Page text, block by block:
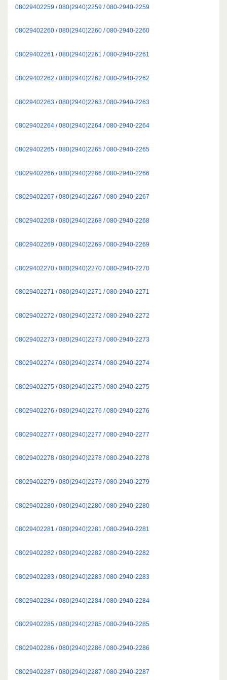
08029402259 / 080(2940)2259 / 080-2940-2259
08029402260 / 080(2940)2260 / 080-2940-2260
08029402261 / 080(2940)2261 / 080-2940-2261
08029402262 / 080(2940)2262 / 080-2940-2262
08029402263 / 080(2940)2263 / 080-2940-2263
08029402264 / 080(2940)2264 / 080-2940-2264
08029402265 / 080(2940)2265 / 080-2940-2265
08029402266 / 080(2940)2266 / 080-2940-2266
08029402267 / 080(2940)2267 / 080-2940-2267
08029402268 / 080(2940)2268 / 080-2940-2268
08029402269 / 080(2940)2269 / 080-2940-2269
08029402270 / 080(2940)2270 / 080-2940-2270
08029402271 / 080(2940)2271 / 080-2940-2271
08029402272 / 080(2940)2272 / 080-2940-2272
08029402273 / 080(2940)2273 / 080-2940-2273
08029402274 / 080(2940)2274 / 080-2940-2274
08029402275 / 080(2940)2275 / 080-2940-2275
08029402276 / 080(2940)2276 / 080-2940-2276
08029402277 / 080(2940)2277 / 080-2940-2277
08029402278 / 080(2940)2278 / 080-2940-2278
08029402279 / 080(2940)2279 / 080-2940-2279
08029402280 / 080(2940)2280 / 080-2940-2280
08029402281 / 080(2940)2281 / 080-2940-2281
08029402282 / 080(2940)2282 / 080-2940-2282
08029402283 / 080(2940)2283 / 080-2940-2283
08029402284 / 080(2940)2284 / 080-2940-2284
08029402285 / 080(2940)2285 / 080-2940-2285
08029402286 / 080(2940)2286 / 080-2940-2286
08029402287 / 080(2940)2287 / 080-2940-2287